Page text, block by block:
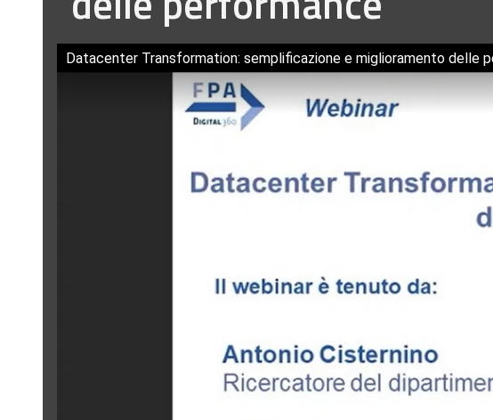
Datacenter Transformation: semplificazione e miglioramento delle